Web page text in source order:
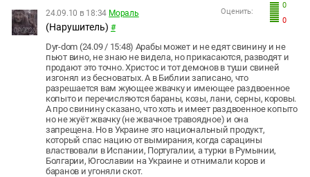
0
0
Оценить:
24.09.10 в 18:34 Мораль
(Нарушитель) #
Dyr-dom (24.09 / 15:48) Арабы может и не едят свинину и не
пьют вино, не знаю не видела, но прикасаются, разводят и
продают это точно. Христос и тот демонов в туши свиней
изгонял из бесноватых. А в Библии записано, что
разрешается вам жующее жвачку и имеющее раздвоенное
копыто и перечисляются бараны, козы, лани, серны, коровы.
А про свинину сказано, что хоть и имеет раздвоенное копыто
но не жуёт жвачку (не жвачное травоядное) и она
запрещена. Но в Украине это национальный продукт,
который спас нацию от вымирания, когда сарацины
властвовали в Испании, Португалии, а турки в Румынии,
Болгарии, Югославии на Украине и отнимали коров и
баранов и угоняли скот.